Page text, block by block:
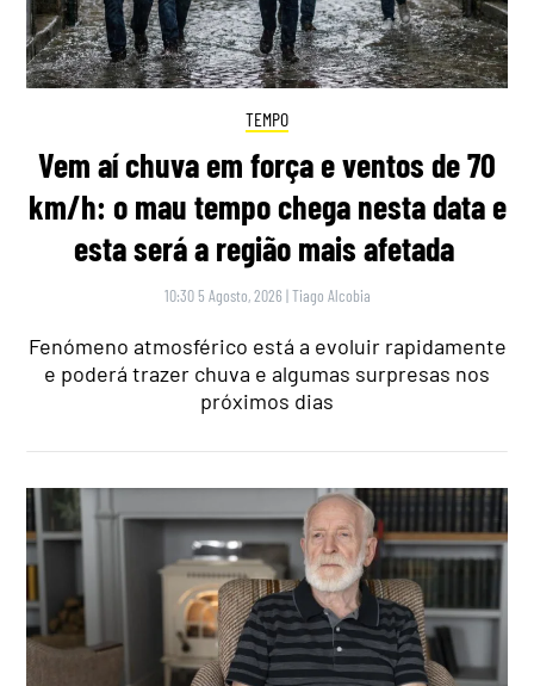
TEMPO
Vem aí chuva em força e ventos de 70
km/h: o mau tempo chega nesta data e
esta será a região mais afetada
10:30 5 Agosto, 2026 |Tiago Alcobia
Fenómeno atmosférico está a evoluir rapidamente
e poderá trazer chuva e algumas surpresas nos
próximos dias